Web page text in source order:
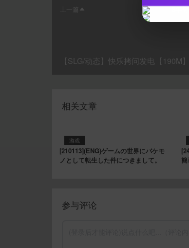
上一篇 3年
【SLG/动态】快乐拷问发电【190M】
相关文章
游戏
[210113](ENG)ゲームの世界にバケモ
ノとして転生した件につきまして。
参与评论